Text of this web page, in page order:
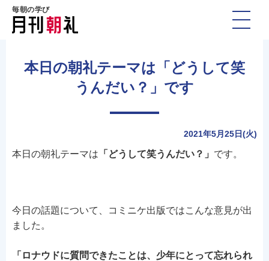
毎朝の学び
本日の朝礼テーマは「どうして笑
うんだい？」です
2021年5月25日(火)
本日の朝礼テーマは 「どうして笑うんだい？」 です。
今日の話題について、コミニケ出版ではこんな意見が出
ました。
「ロナウドに質問できたことは、少年にとって忘れられ